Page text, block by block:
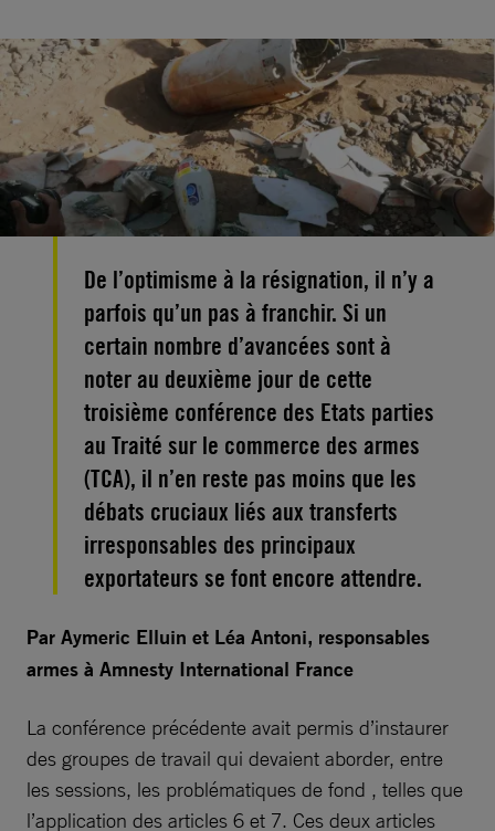
De l’optimisme à la résignation, il n’y a
parfois qu’un pas à franchir. Si un
certain nombre d’avancées sont à
noter au deuxième jour de cette
troisième conférence des Etats parties
au Traité sur le commerce des armes
(TCA), il n’en reste pas moins que les
débats cruciaux liés aux transferts
irresponsables des principaux
exportateurs se font encore attendre.
Par Aymeric Elluin et Léa Antoni, responsables
armes à Amnesty International France
La conférence précédente avait permis d’instaurer
des groupes de travail qui devaient aborder, entre
les sessions, les problématiques de fond , telles que
l’application des articles 6 et 7. Ces deux articles